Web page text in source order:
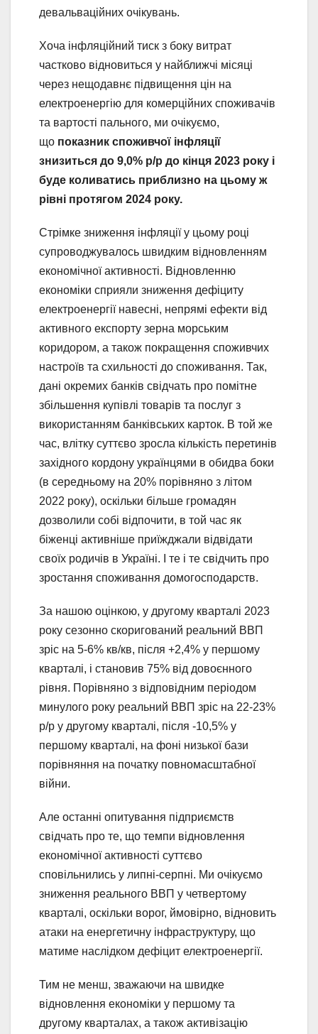
девальваційних очікувань.
Хоча інфляційний тиск з боку витрат
частково відновиться у найближчі місяці
через нещодавнє підвищення цін на
електроенергію для комерційних споживачів
та вартості пального, ми очікуємо,
що показник споживчої інфляції
знизиться до 9,0% р/р до кінця 2023 року і
буде коливатись приблизно на цьому ж
рівні протягом 2024 року.
Стрімке зниження інфляції у цьому році
супроводжувалось швидким відновленням
економічної активності. Відновленню
економіки сприяли зниження дефіциту
електроенергії навесні, непрямі ефекти від
активного експорту зерна морським
коридором, а також покращення споживчих
настроїв та схильності до споживання. Так,
дані окремих банків свідчать про помітне
збільшення купівлі товарів та послуг з
використанням банківських карток. В той же
час, влітку суттєво зросла кількість перетинів
західного кордону українцями в обидва боки
(в середньому на 20% порівняно з літом
2022 року), оскільки більше громадян
дозволили собі відпочити, в той час як
біженці активніше приїжджали відвідати
своїх родичів в Україні. І те і те свідчить про
зростання споживання домогосподарств.
За нашою оцінкою, у другому кварталі 2023
року сезонно скоригований реальний ВВП
зріс на 5-6% кв/кв, після +2,4% у першому
кварталі, і становив 75% від довоєнного
рівня. Порівняно з відповідним періодом
минулого року реальний ВВП зріс на 22-23%
р/р у другому кварталі, після -10,5% у
першому кварталі, на фоні низької бази
порівняння на початку повномасштабної
війни.
Але останні опитування підприємств
свідчать про те, що темпи відновлення
економічної активності суттєво
сповільнились у липні-серпні. Ми очікуємо
зниження реального ВВП у четвертому
кварталі, оскільки ворог, ймовірно, відновить
атаки на енергетичну інфраструктуру, що
матиме наслідком дефіцит електроенергії.
Тим не менш, зважаючи на швидке
відновлення економіки у першому та
другому кварталах, а також активізацію